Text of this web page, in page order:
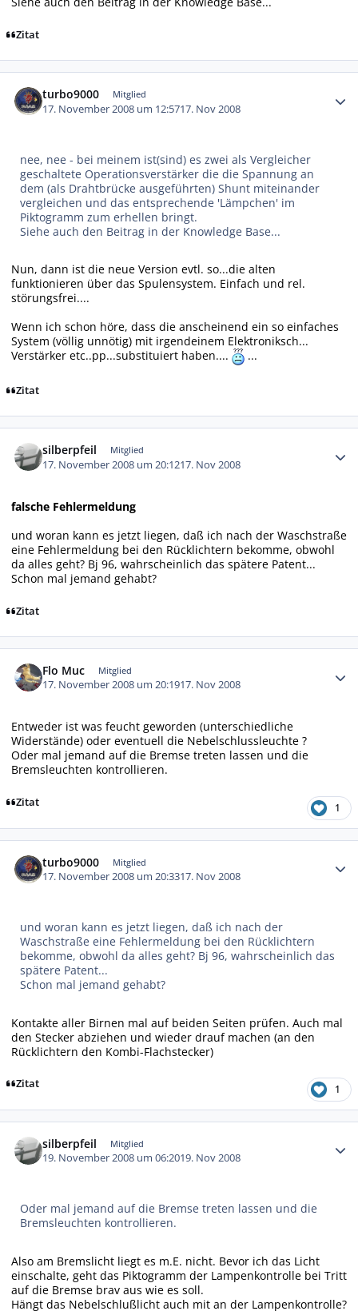
Zitat
turbo9000 Mitglied
17. November 2008 um 12:5717. Nov 2008
nee, nee - bei meinem ist(sind) es zwei als Vergleicher
geschaltete Operationsverstärker die die Spannung an
dem (als Drahtbrücke ausgeführten) Shunt miteinander
vergleichen und das entsprechende 'Lämpchen' im
Piktogramm zum erhellen bringt.
Siehe auch den Beitrag in der Knowledge Base...
Nun, dann ist die neue Version evtl. so...die alten
funktionieren über das Spulensystem. Einfach und rel.
störungsfrei....
Wenn ich schon höre, dass die anscheinend ein so einfaches
System (völlig unnötig) mit irgendeinem Elektroniksch...
Verstärker etc..pp...substituiert haben....
...
Zitat
silberpfeil Mitglied
17. November 2008 um 20:1217. Nov 2008
falsche Fehlermeldung
und woran kann es jetzt liegen, daß ich nach der Waschstraße
eine Fehlermeldung bei den Rücklichtern bekomme, obwohl
da alles geht? Bj 96, wahrscheinlich das spätere Patent...
Schon mal jemand gehabt?
Zitat
Flo Muc Mitglied
17. November 2008 um 20:1917. Nov 2008
Entweder ist was feucht geworden (unterschiedliche
Widerstände) oder eventuell die Nebelschlussleuchte ?
Oder mal jemand auf die Bremse treten lassen und die
Bremsleuchten kontrollieren.
Zitat 1
turbo9000 Mitglied
17. November 2008 um 20:3317. Nov 2008
und woran kann es jetzt liegen, daß ich nach der
Waschstraße eine Fehlermeldung bei den Rücklichtern
bekomme, obwohl da alles geht? Bj 96, wahrscheinlich das
spätere Patent...
Schon mal jemand gehabt?
Kontakte aller Birnen mal auf beiden Seiten prüfen. Auch mal
den Stecker abziehen und wieder drauf machen (an den
Rücklichtern den Kombi-Flachstecker)
Zitat 1
silberpfeil Mitglied
19. November 2008 um 06:2019. Nov 2008
Oder mal jemand auf die Bremse treten lassen und die
Bremsleuchten kontrollieren.
Also am Bremslicht liegt es m.E. nicht. Bevor ich das Licht
einschalte, geht das Piktogramm der Lampenkontrolle bei Tritt
auf die Bremse brav aus wie es soll.
Hängt das Nebelschlußlicht auch mit an der Lampenkontrolle?